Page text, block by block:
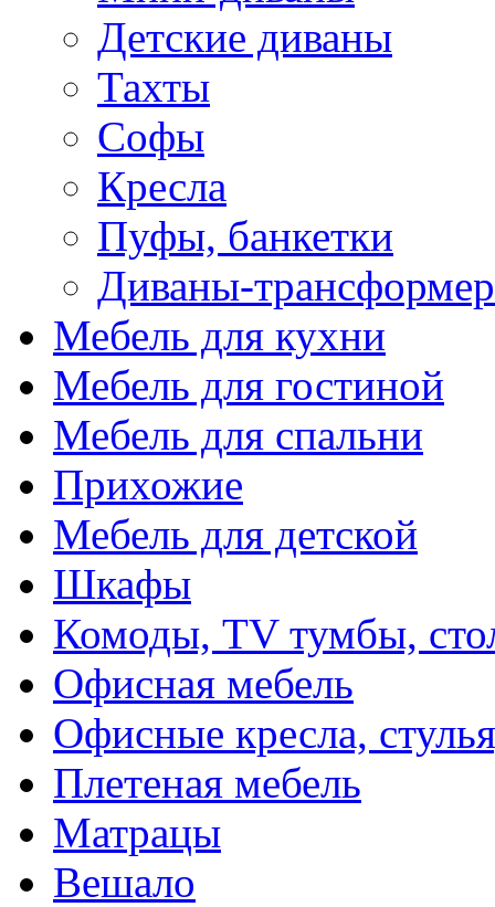
Детские диваны
Тахты
Софы
Кресла
Пуфы, банкетки
Диваны-
Мебель для кухни
Мебель для гостиной
Мебель для спальни
Прихожие
Мебель для детской
Шкафы
Комоды, TV тумбы,
Офисная мебель
Офисные кресла,
Плетеная мебель
Матрацы
Вешало